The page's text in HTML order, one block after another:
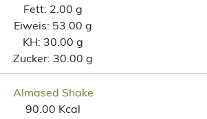
Fett: 2.00 g
Eiweis: 53.00 g
KH: 30.00 g
Zucker: 30.00 g
Almased Shake
90.00 Kcal